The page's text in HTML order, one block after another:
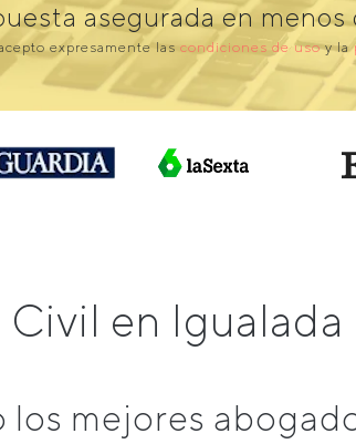
asegurada en menos
expresamente las condiciones de usoy la
en
los mejores